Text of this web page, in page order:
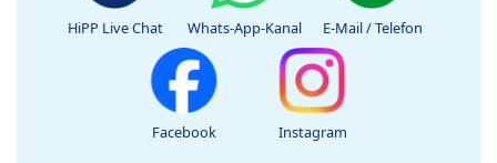
HiPP Live Chat Whats-App-Kanal E-Mail / Telefon
Facebook Instagram